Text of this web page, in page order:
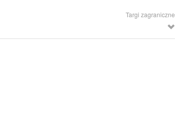
Targi zagraniczne
Technologii, Mumbaj (Indie)